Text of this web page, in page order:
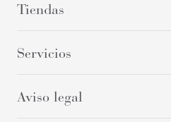
Tiendas
Servicios
Aviso legal